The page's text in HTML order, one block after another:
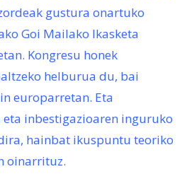
gustura onartuko
Goi Mailako Ikasketa
Kongresu honek
helburua du, bai
europarretan. Eta
inbestigazioaren inguruko
hainbat ikuspuntu teoriko
oinarrituz.